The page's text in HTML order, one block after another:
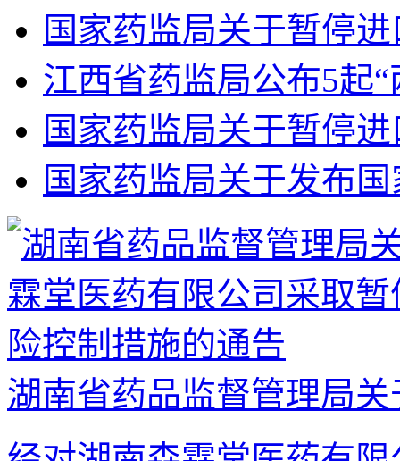
国家药监局关于暂停
江西省药监局公布5起
国家药监局关于暂停
国家药监局关于发布
湖南省药品监督管理局关